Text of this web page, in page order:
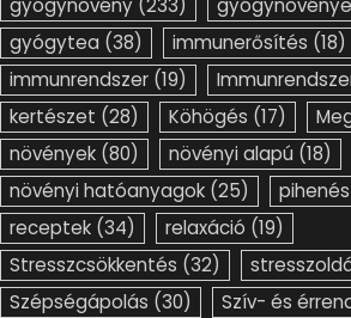
gyógynövény (233)
gyógytea (38) immunerősítés (18)
immunrendszer (19)
kertészet (28) Köhögés (17)
növények (80) növényi alapú (18)
növényi hatóanyagok (25) pihenés
receptek (34) relaxáció (19)
Stresszcsökkentés (32)
Szépségápolás (30) Szív- és